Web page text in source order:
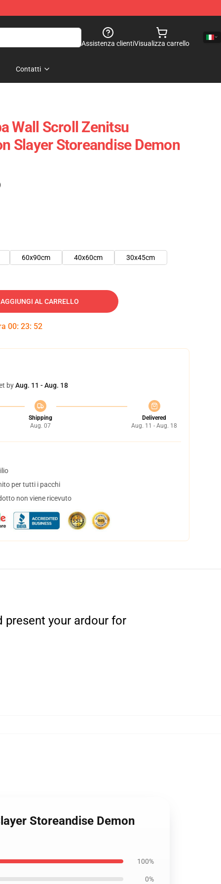
Assistenza clientiVisualizza carrello
Contatti
Wall Scroll Zenitsu
Slayer Storeandise Demon
60x90cm 40x60cm
30x45cm
AGGIUNGI AL CARRELLO
00: 23: 51
byAug. 11 - Aug. 18
Shipping
Aug. 07
Delivered
Aug. 11 - Aug. 18
per tutti i pacchi
non viene ricevuto
present your ardour for
Storeandise Demon
100%
0%